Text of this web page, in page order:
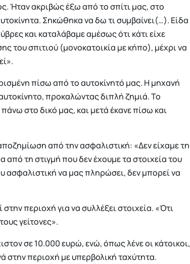
Ήταν ακριβώς έξω από το σπίτι μας, στο
Σηκώθηκα να δω τι συμβαίνει(…). Είδα
και καταλάβαμε αμέσως ότι κάτι είχε
του σπιτιού (μονοκατοικία με κήπο), μέχρι να
πίσω από το αυτοκίνητό μας. Η μηχανή
προκαλώντας διπλή ζημιά. Το
στο δικό μας, και μετά έκανε πίσω και
από την ασφαλιστική: «Δεν είχαμε τη
τη στιγμή που δεν έχουμε τα στοιχεία του
ασφαλιστική να μας πληρώσει, δεν μπορεί να
περιοχή για να συλλέξει στοιχεία. «Ότι
γείτονες».
σε 10.000 ευρώ, ενώ, όπως λένε οι κάτοικοι,
στην περιοχή με υπερβολική ταχύτητα.